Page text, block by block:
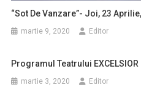
“Sot De Vanzare”- Joi, 23
martie 9, 2020 Editor
Programul Teatrului EXCELSIOR
martie 3, 2020 Editor